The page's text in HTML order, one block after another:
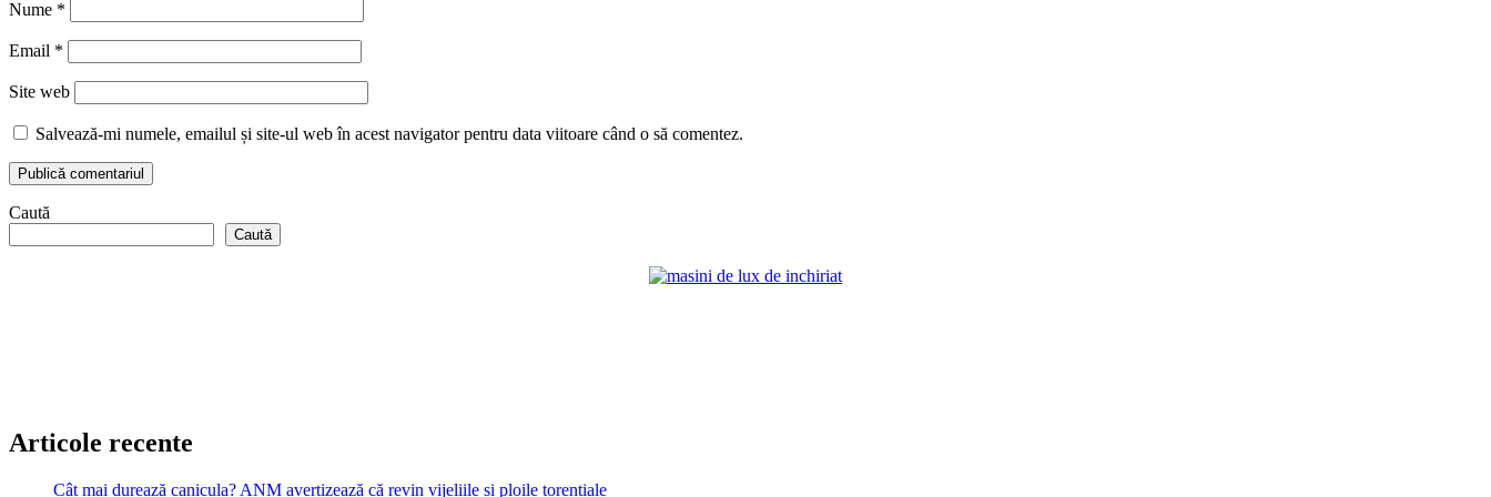
Nume *
Email *
Site web
Salvează-mi numele, emailul și site-ul web în acest navigator pentru data viitoare când o să comentez.
Caută
Caută
Articole recente
Cât mai durează canicula? ANM avertizează că revin vijeliile și ploile torențiale